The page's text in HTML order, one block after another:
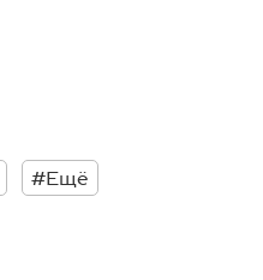
#Ещё